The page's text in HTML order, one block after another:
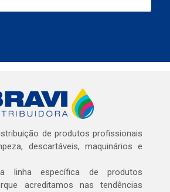
de produtos profissionais
descartáveis, maquinários e
linha específica de produtos
acreditamos nas tendências